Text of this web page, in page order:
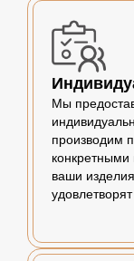
Мы
производим
конкретными
ваши